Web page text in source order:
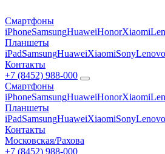
Смартфоны
iPhoneSamsungHuaweiHonorXiaomi
Планшеты
iPadSamsungHuaweiXiaomiSonyLenovo
Контакты
+7 (8452) 988-000
Смартфоны
iPhoneSamsungHuaweiHonorXiaomi
Планшеты
iPadSamsungHuaweiXiaomiSonyLenovo
Контакты
Московская/Рахова
+7 (8452) 988-000